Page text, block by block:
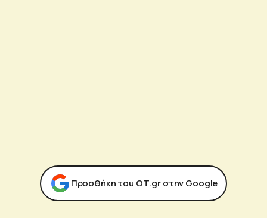
Προσθήκη του ΟΤ.gr στην Google